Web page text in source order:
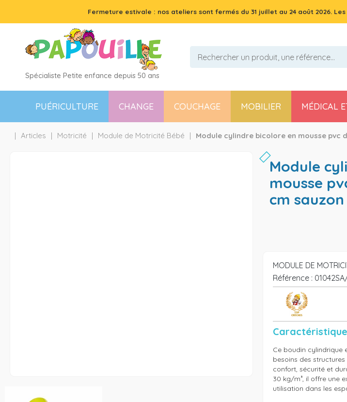
Fermeture estivale : nos ateliers sont fermés du 31 juillet au 24 août 2026.
Spécialiste Petite enfance depuis 50 ans
PUÉRICULTURE CHANGE COUCHAGE MOBILIER MÉDICAL
Articles Motricité Module de Motricité Bébé Module cylindre bicolore en mousse pvc
module cylindre bicolore en
mousse
cm
MODULE DE
Référence :
Ce boudin cylindrique
besoins des
confort, sécurité et
30 kg/m³, il offre une
utilisation dans les